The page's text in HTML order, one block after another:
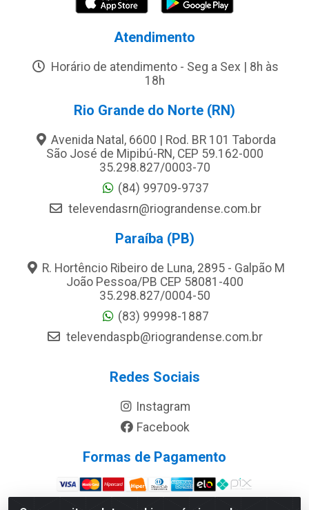
Atendimento
Horário de atendimento - Seg a Sex | 8h às
18h
Rio Grande do Norte (RN)
Avenida Natal, 6600 | Rod. BR 101 Taborda
São José de Mipibú-RN, CEP 59.162-000
35.298.827/0003-70
(84) 99709-9737
televendasrn@riograndense.com.br
Paraíba (PB)
R. Hortêncio Ribeiro de Luna, 2895 - Galpão M
João Pessoa/PB CEP 58081-400
35.298.827/0004-50
(83) 99998-1887
televendaspb@riograndense.com.br
Redes Sociais
Instagram
Facebook
Formas de Pagamento